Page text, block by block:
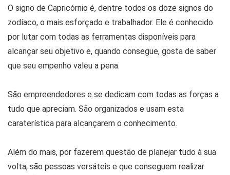
O signo de Capricórnio é, dentre todos os doze signos do
zodíaco, o mais esforçado e trabalhador. Ele é conhecido
por lutar com todas as ferramentas disponíveis para
alcançar seu objetivo e, quando consegue, gosta de saber
que seu empenho valeu a pena.
São empreendedores e se dedicam com todas as forças a
tudo que apreciam. São organizados e usam esta
caraterística para alcançarem o conhecimento.
Além do mais, por fazerem questão de planejar tudo à sua
volta, são pessoas versáteis e que conseguem realizar